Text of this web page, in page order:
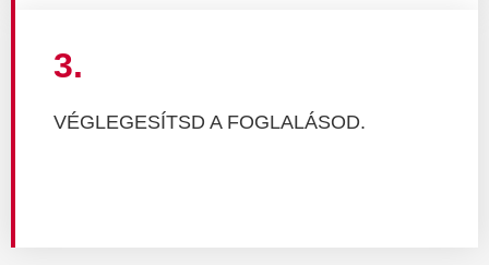
3.
VÉGLEGESÍTSD A FOGLALÁSOD.